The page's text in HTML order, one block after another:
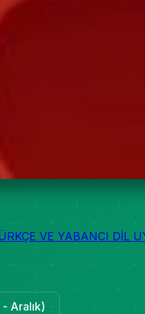
VE YABANCI DİL
Aralık)